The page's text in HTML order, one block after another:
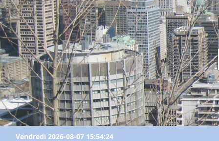
Vendredi 2026-08-07 15:54:24